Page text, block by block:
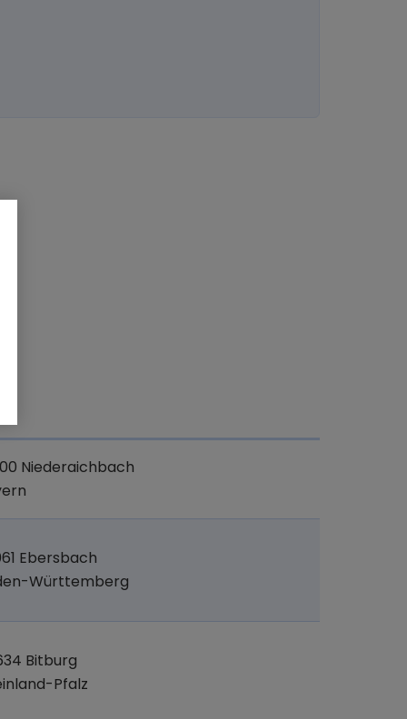
Niederaichbach
Ebersbach
Württemberg
Bitburg
Pfalz